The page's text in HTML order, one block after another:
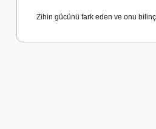
Zihin gücünü fark eden ve onu